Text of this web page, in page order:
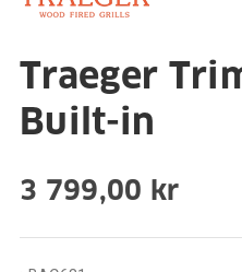
Traeger
Built-in
3 799,00 kr